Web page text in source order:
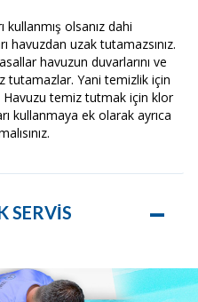
kullanmış olsanız dahi
havuzdan uzak tutamazsınız.
havuzun duvarlarını ve
tutamazlar. Yani temizlik için
temiz tutmak için klor
kullanmaya ek olarak ayrıca
SERVİS –